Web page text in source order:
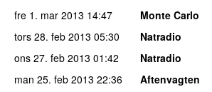
fre 1. mar 2013 14:47
Monte Carlo
tors 28. feb 2013 05:30
Natradio
ons 27. feb 2013 01:42
Natradio
man 25. feb 2013 22:36
Aftenvagten